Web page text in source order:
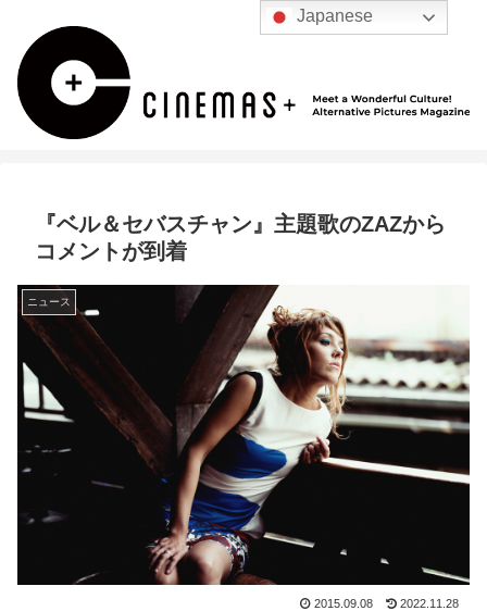
『ベル＆セバスチャン』主題歌のZAZから
コメントが到着
ニュース
2015.09.08 2022.11.28
Japanese